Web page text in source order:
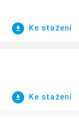
Ke stažení
Ke stažení